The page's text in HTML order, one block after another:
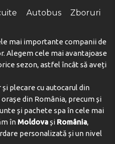
Autobus Zboruri
mai importante companii de
Alegem cele mai avantajoase
sezon, astfel încât să aveți
plecare cu autocarul din
din România, precum și
și pachete spa în cele mai
în Moldovași România,
personalizată și un nivel